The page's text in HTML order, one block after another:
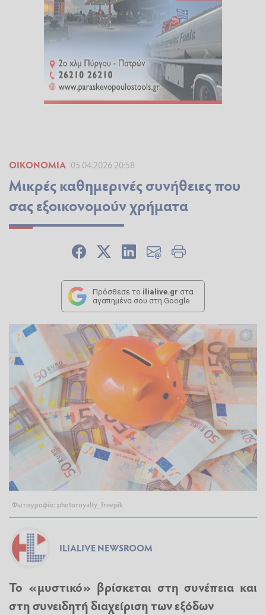
ΟΙΚΟΝΟΜΊΑ 05.04.2026 20:58
Μικρές καθημερινές συνήθειες που
σας εξοικονομούν χρήματα
Πρόσθεσε το ilialive.gr στα
αγαπημένα σου στη Google
Φωτογραφία: photoroyalty_freepik
ILIALIVE NEWSROOM
Το «μυστικό» βρίσκεται στη συνέπεια και
στη συνειδητή διαχείριση των εξόδων